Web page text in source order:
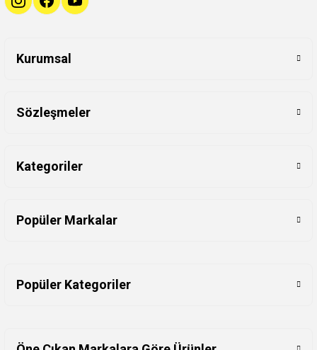
Kurumsal
Sözleşmeler
Kategoriler
Popüler Markalar
Popüler Kategoriler